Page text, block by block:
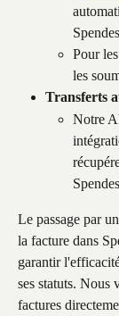
Pour
les
Transferts
Notre
Le passage par
la facture dans
garantir
ses statuts. Nous
factures